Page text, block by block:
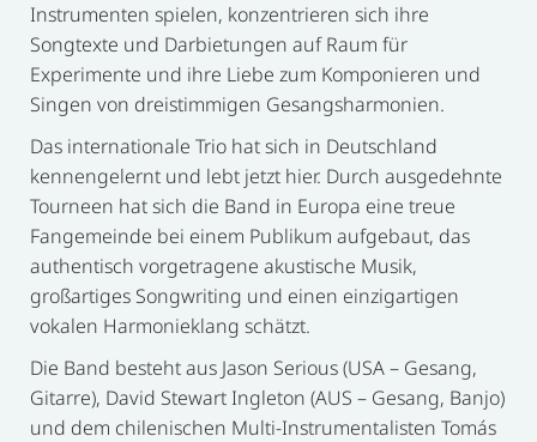
Instrumenten spielen, konzentrieren sich ihre
Songtexte und Darbietungen auf Raum für
Experimente und ihre Liebe zum Komponieren und
Singen von dreistimmigen Gesangsharmonien.
Das internationale Trio hat sich in Deutschland
kennengelernt und lebt jetzt hier. Durch ausgedehnte
Tourneen hat sich die Band in Europa eine treue
Fangemeinde bei einem Publikum aufgebaut, das
authentisch vorgetragene akustische Musik,
großartiges Songwriting und einen einzigartigen
vokalen Harmonieklang schätzt.
Die Band besteht aus Jason Serious (USA – Gesang,
Gitarre), David Stewart Ingleton (AUS – Gesang, Banjo)
und dem chilenischen Multi-Instrumentalisten Tomás